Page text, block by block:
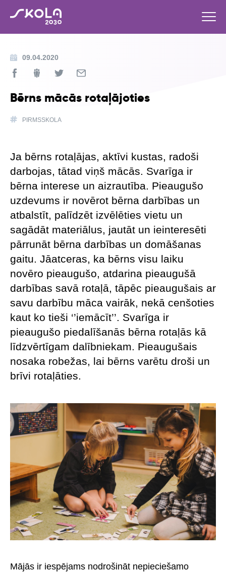
09.04.2020
Bērns mācās rotaļājoties
PIRMSSKOLA
Ja bērns rotaļājas, aktīvi kustas, radoši
darbojas, tātad viņš mācās. Svarīga ir
bērna interese un aizrautība. Pieaugušo
uzdevums ir novērot bērna darbības un
atbalstīt, palīdzēt izvēlēties vietu un
sagādāt materiālus, jautāt un ieinteresēti
pārrunāt bērna darbības un domāšanas
gaitu. Jāatceras, ka bērns visu laiku
novēro pieaugušo, atdarina pieaugušā
darbības savā rotaļā, tāpēc pieaugušais ar
savu darbību māca vairāk, nekā cenšoties
kaut ko tieši ‘’iemācīt’’. Svarīga ir
pieaugušo piedalīšanās bērna rotaļās kā
līdzvērtīgam dalībniekam. Pieaugušais
nosaka robežas, lai bērns varētu droši un
brīvi rotaļāties.
Mājās ir iespējams nodrošināt nepieciešamo